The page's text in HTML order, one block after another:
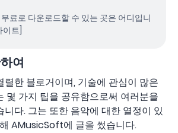
료로 다운로드할 수 있는 곳은 어디입니
트]
여
렬한 블로거이며, 기술에 관심이 많은
몇 가지 팁을 공유함으로써 여러분을
니다. 그는 또한 음악에 대한 열정이 있
AMusicSoft에 글을 썼습니다.